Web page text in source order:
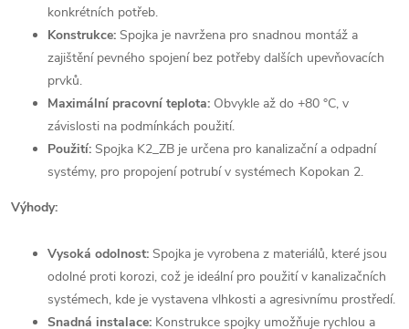
konkrétních potřeb.
Konstrukce: Spojka je navržena pro snadnou montáž a
zajištění pevného spojení bez potřeby dalších upevňovacích
prvků.
Maximální pracovní teplota: Obvykle až do +80 °C, v
závislosti na podmínkách použití.
Použití: Spojka K2_ZB je určena pro kanalizační a odpadní
systémy, pro propojení potrubí v systémech Kopokan 2.
Výhody:
Vysoká odolnost: Spojka je vyrobena z materiálů, které jsou
odolné proti korozi, což je ideální pro použití v kanalizačních
systémech, kde je vystavena vlhkosti a agresivnímu prostředí.
Snadná instalace: Konstrukce spojky umožňuje rychlou a